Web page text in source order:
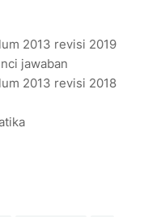
2013 revisi 2019
jawaban
2013 revisi 2018